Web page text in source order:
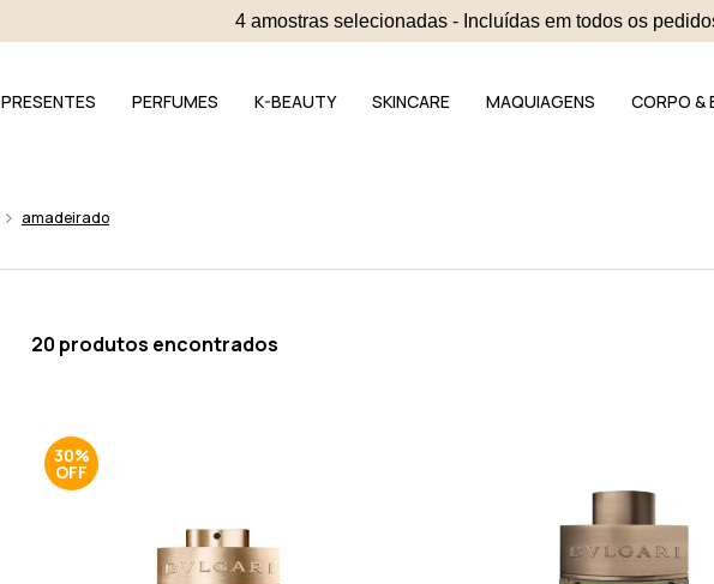
4 amostras selecionadas - Incluídas em todos os
PRESENTES PERFUMES K-BEAUTY SKINCARE MAQUIAGENS CORPO &
amadeirado
20 produtos encontrados
30%